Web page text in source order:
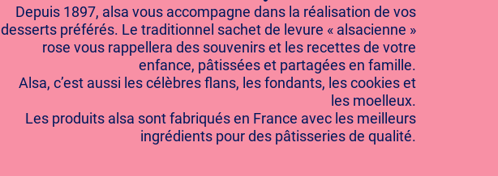
Depuis 1897, alsa vous accompagne dans la réalisation de vos
desserts préférés. Le traditionnel sachet de levure « alsacienne »
rose vous rappellera des souvenirs et les recettes de votre
enfance, pâtissées et partagées en famille.
Alsa, c’est aussi les célèbres flans, les fondants, les cookies et
les moelleux.
Les produits alsa sont fabriqués en France avec les meilleurs
ingrédients pour des pâtisseries de qualité.